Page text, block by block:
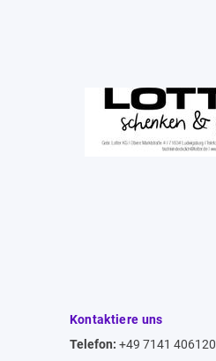
Kontaktiere uns
Telefon: +49 7141 406120